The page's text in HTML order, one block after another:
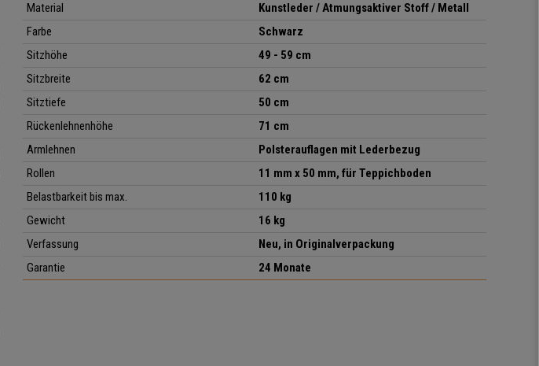
Material
Kunstleder / Atmungsaktiver Stoff / Metall
Farbe
Schwarz
Sitzhöhe
49 - 59 cm
Sitzbreite
62 cm
Sitztiefe
50 cm
Rückenlehnenhöhe
71 cm
Armlehnen
Polsterauflagen mit Lederbezug
Rollen
11 mm x 50 mm, für Teppichboden
Belastbarkeit bis max.
110 kg
Gewicht
16 kg
Verfassung
Neu, in Originalverpackung
Garantie
24 Monate